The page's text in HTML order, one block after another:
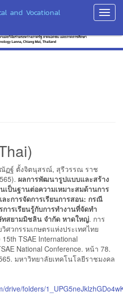
and Vocational
ฏฐ์ ตั้งจิตนุสรณ์, สุรีวรรณ ราช
ผลการพัฒนารูปแบบและสร้าง
เป็นฐานต่อความเหมาะสมด้านการ
การจัดการเรียนการสอน: กรณี
ารเรียนรู้กับการทำงานที่จัดทำ
ทสยามมิชลิน จำกัด หาดใหญ่. การ
ศวกรรมเกษตรแห่งประเทศไทย
TSAE International
National Conference. หน้า 78.
มหาวิทยาลัยเทคโนโลยีราชมงคล
drive/folders/